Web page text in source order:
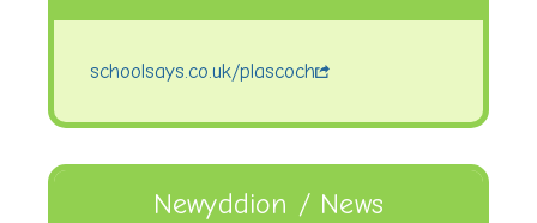
schoolsays.co.uk/plascoch
Newyddion / News